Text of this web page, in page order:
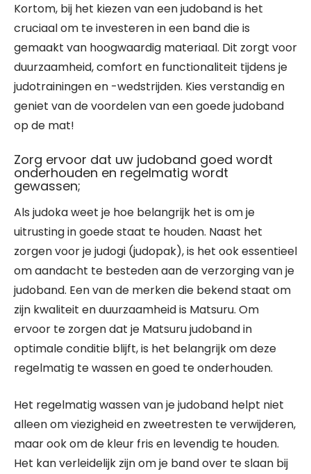
Kortom, bij het kiezen van een judoband is het
cruciaal om te investeren in een band die is
gemaakt van hoogwaardig materiaal. Dit zorgt voor
duurzaamheid, comfort en functionaliteit tijdens je
judotrainingen en -wedstrijden. Kies verstandig en
geniet van de voordelen van een goede judoband
op de mat!
Zorg ervoor dat uw judoband goed wordt
onderhouden en regelmatig wordt
gewassen;
Als judoka weet je hoe belangrijk het is om je
uitrusting in goede staat te houden. Naast het
zorgen voor je judogi (judopak), is het ook essentieel
om aandacht te besteden aan de verzorging van je
judoband. Een van de merken die bekend staat om
zijn kwaliteit en duurzaamheid is Matsuru. Om
ervoor te zorgen dat je Matsuru judoband in
optimale conditie blijft, is het belangrijk om deze
regelmatig te wassen en goed te onderhouden.
Het regelmatig wassen van je judoband helpt niet
alleen om viezigheid en zweetresten te verwijderen,
maar ook om de kleur fris en levendig te houden.
Het kan verleidelijk zijn om je band over te slaan bij